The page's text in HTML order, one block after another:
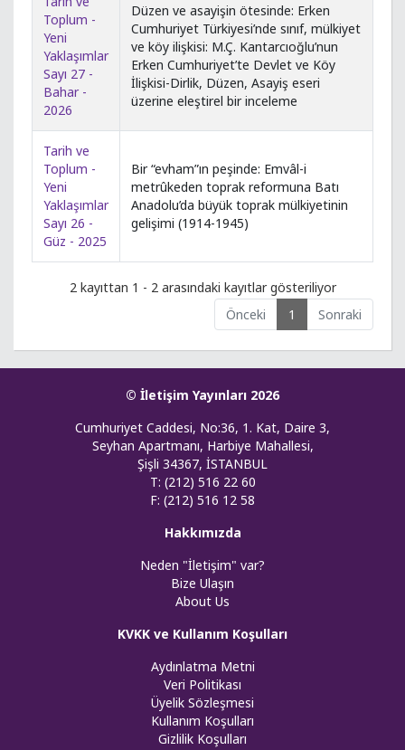
Toplum -
Yeni
Yaklaşımlar
Sayı 27 -
Bahar -
2026
Düzen ve asayişin ötesinde: Erken
Cumhuriyet Türkiyesi’nde sınıf, mülkiyet
ve köy ilişkisi: M.Ç. Kantarcıoğlu’nun
Erken Cumhuriyet’te Devlet ve Köy
İlişkisi-Dirlik, Düzen, Asayiş eseri
üzerine eleştirel bir inceleme
Tarih ve
Toplum -
Yeni
Yaklaşımlar
Sayı 26 -
Güz - 2025
Bir “evham”ın peşinde: Emvâl-i
metrûkeden toprak reformuna Batı
Anadolu’da büyük toprak mülkiyetinin
gelişimi (1914-1945)
2 kayıttan 1 - 2 arasındaki kayıtlar gösteriliyor
Önceki
1 Sonraki
© İletişim Yayınları 2026
Cumhuriyet Caddesi, No:36, 1. Kat, Daire 3,
Seyhan Apartmanı, Harbiye Mahallesi,
Şişli 34367, İSTANBUL
T: (212) 516 22 60
F: (212) 516 12 58
Hakkımızda
Neden "İletişim" var?
Bize Ulaşın
About Us
KVKK ve Kullanım Koşulları
Aydınlatma Metni
Veri Politikası
Üyelik Sözleşmesi
Kullanım Koşulları
Gizlilik Koşulları